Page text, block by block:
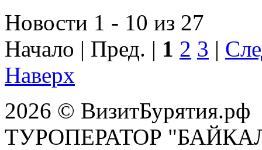
Новости 1 - 10 из 27
Начало | Пред. | 1 2 3 |
Наверх
2026 © ВизитБурятия.рф
ТУРОПЕРАТОР